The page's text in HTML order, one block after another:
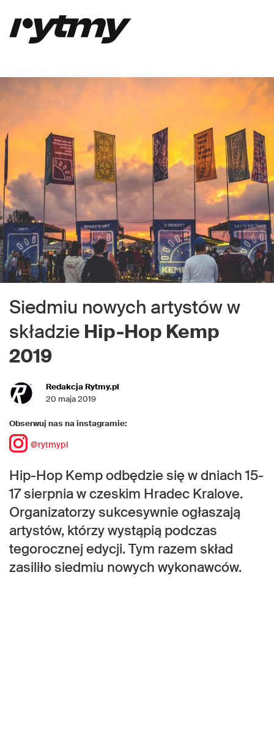
Siedmiu nowych artystów w
składzie Hip-Hop Kemp
2019
Redakcja Rytmy.pl
20 maja 2019
Obserwuj nas na instagramie:
@rytmypl
Hip-Hop Kemp odbędzie się w dniach 15-
17 sierpnia w czeskim Hradec Kralove.
Organizatorzy sukcesywnie ogłaszają
artystów, którzy wystąpią podczas
tegorocznej edycji. Tym razem skład
zasiliło siedmiu nowych wykonawców.